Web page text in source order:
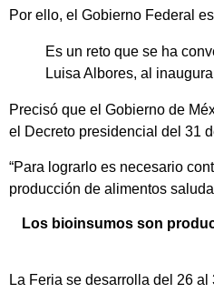
Por ello, el Gobierno Federal
Es un reto que se ha
Luisa Albores, al
Precisó que el Gobierno de
el Decreto presidencial del 31
“Para lograrlo es necesario
producción de alimentos
Los bioinsumos son
La Feria se desarrolla del 26